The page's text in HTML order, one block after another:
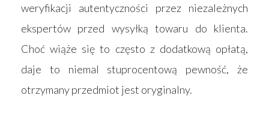
weryfikacji autentyczności przez niezależnych
ekspertów przed wysyłką towaru do klienta.
Choć wiąże się to często z dodatkową opłatą,
daje to niemal stuprocentową pewność, że
otrzymany przedmiot jest oryginalny.